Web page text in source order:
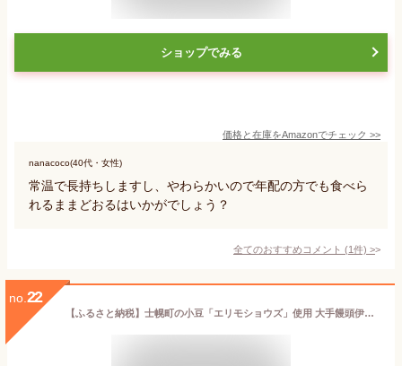
ショップでみる
価格と在庫をAmazonでチェック >>
nanacoco(40代・女性)
常温で長持ちしますし、やわらかいので年配の方でも食べら
れるままどおるはいかがでしょう？
全てのおすすめコメント (1件) >
no. 22
【ふるさと納税】士幌町の小豆「エリモショウズ」使用 大手饅頭伊部屋の大手まんぢゅう10個入り まんじゅう 饅頭 北海道 北海道産 小豆 あずき 岡山 国産 デザート スイーツ 贈り物 ギフト おすすめ プチギフト ふるさと 詰合 詰め合わせ 乳製品 送料無料 十勝 士幌町 6000円